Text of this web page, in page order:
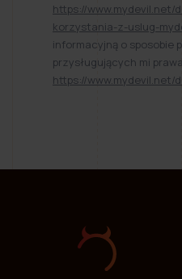
https://www.mydevil.net/
korzystania-z-uslug-
informacyjną o sposobie
przysługujących mi
https://www.mydevil.net/